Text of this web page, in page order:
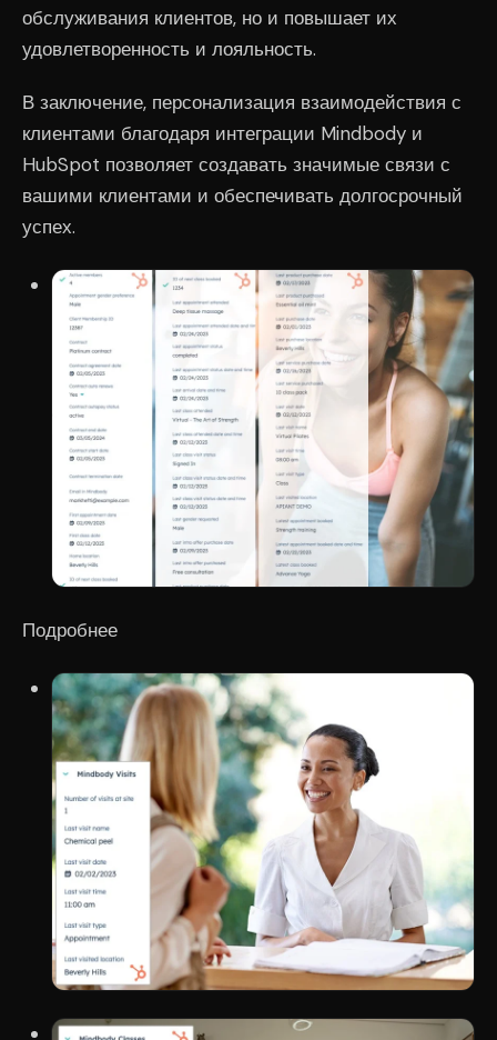
обслуживания клиентов, но и повышает их
удовлетворенность и лояльность.
В заключение, персонализация взаимодействия с
клиентами благодаря интеграции Mindbody и
HubSpot позволяет создавать значимые связи с
вашими клиентами и обеспечивать долгосрочный
успех.
Подробнее